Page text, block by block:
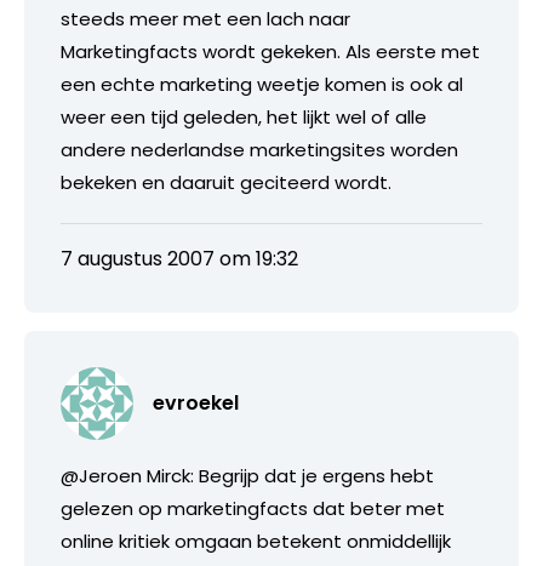
steeds meer met een lach naar
Marketingfacts wordt gekeken. Als eerste met
een echte marketing weetje komen is ook al
weer een tijd geleden, het lijkt wel of alle
andere nederlandse marketingsites worden
bekeken en daaruit geciteerd wordt.
7 augustus 2007 om 19:32
evroekel
@Jeroen Mirck: Begrijp dat je ergens hebt
gelezen op marketingfacts dat beter met
online kritiek omgaan betekent onmiddellijk